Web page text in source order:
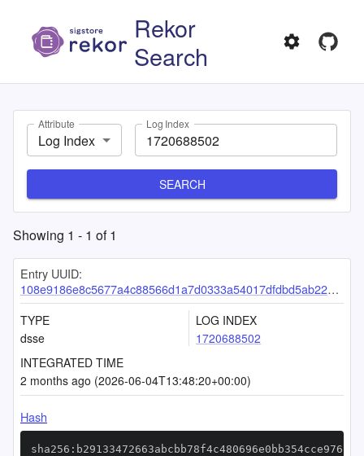
Rekor
Search
Attribute
Log Index
Log Index
SEARCH
Showing 1 - 1 of1
Entry UUID:
108e9186e8c5677a4c88566d1a7d0333a54017dfdbd5ab22463d4c9cc9dfeefe21765f417e8e8046
TYPE
dsse
LOG INDEX
1720688502
INTEGRATED TIME
2 months ago (2026-06-04T13:48:20+00:00)
Hash